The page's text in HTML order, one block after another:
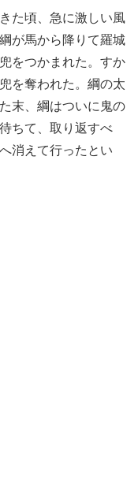
た頃、急に激しい風
が馬から降りて羅城
をつかまれた。すか
を奪われた。綱の太
末、綱はついに鬼の
ちて、取り返すべ
消えて行ったとい